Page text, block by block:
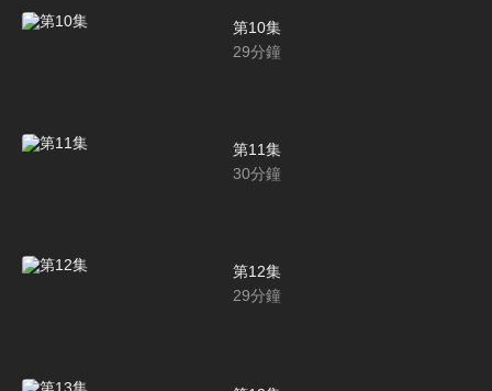
第10集
29分鐘
第11集
30分鐘
第12集
29分鐘